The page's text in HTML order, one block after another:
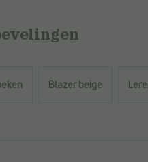
Blazer beige